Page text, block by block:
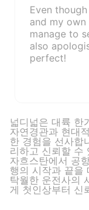
Even
and my
manage to
also
perfect!
넓디넓은 대륙 한
자연경관과 현대
한 경험을 선사합
리하고 신뢰할 수
자흐스탄에서 공
행의 시작과 끝을
탁월한 운전사의
게 첫인상부터 신